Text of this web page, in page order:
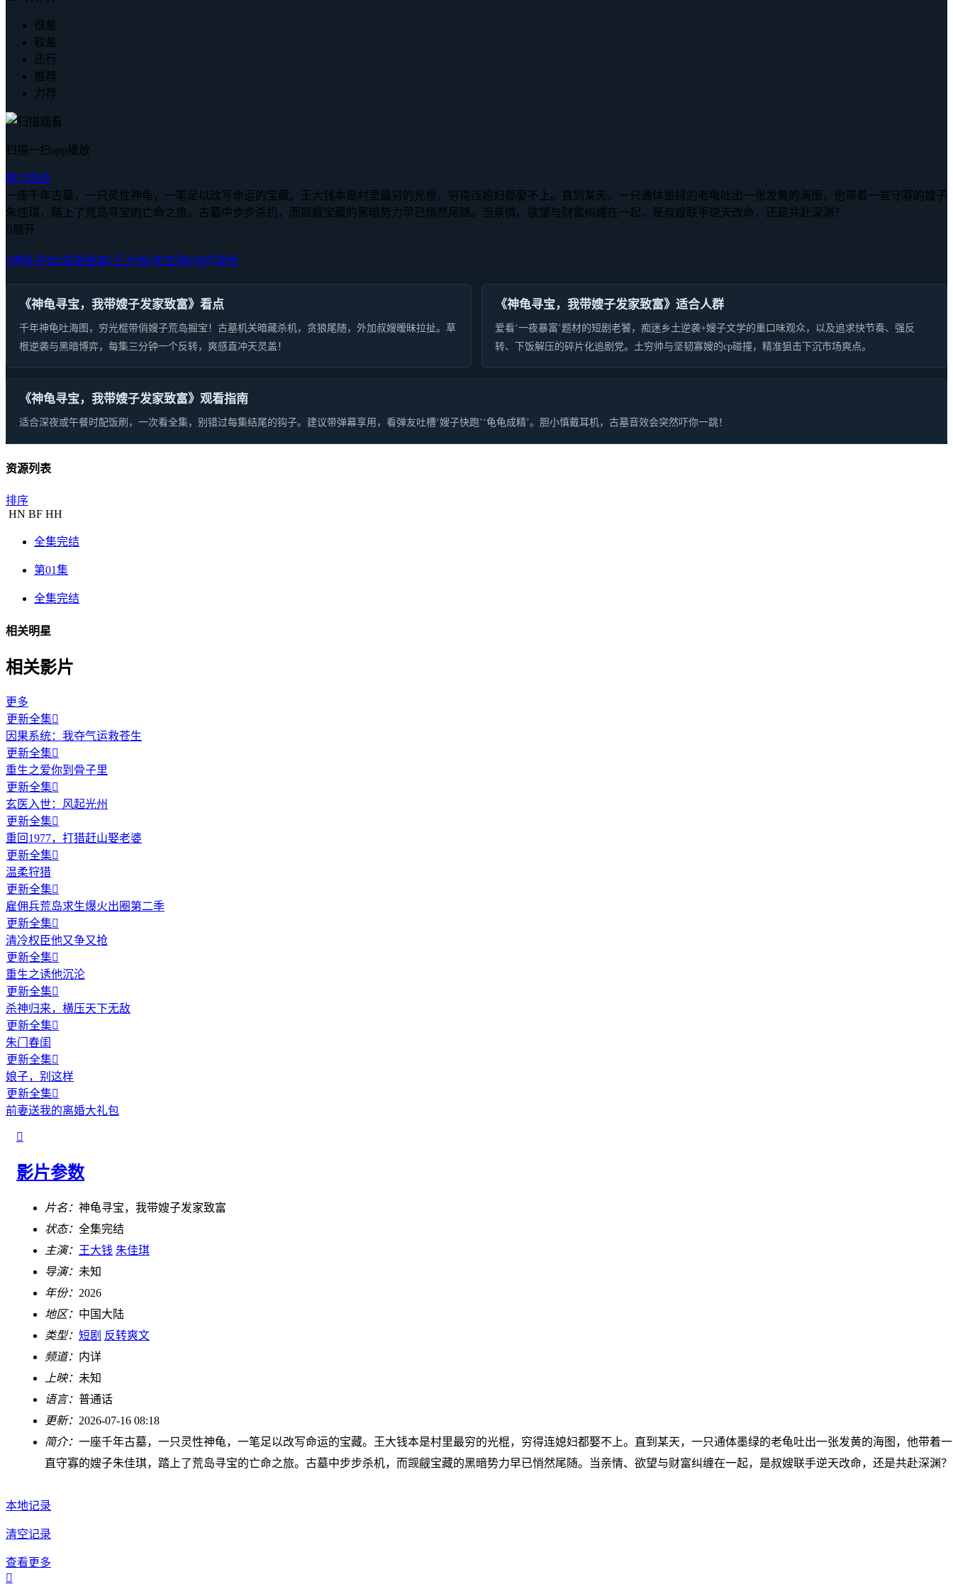
很差
较差
还行
推荐
力荐
扫描一扫app播放
简介角色
一座千年古墓，一只灵性神龟，一笔足以改写命运的宝藏。王大钱本是村里最穷的光棍，穷得连媳妇都娶不上。直到某天，一只通体墨绿的老龟吐出一张发黄的海图，他带着一直守寡的嫂子
朱佳琪，踏上了荒岛寻宝的亡命之旅。古墓中步步杀机，而觊觎宝藏的黑暗势力早已悄然尾随。当亲情、欲望与财富纠缠在一起，是叔嫂联手逆天改命，还是共赴深渊？
 展开
#神龟寻宝#发家致富#王大钱#朱佳琪#动作冒险
《神龟寻宝，我带嫂子发家致富》看点
千年神龟吐海图，穷光棍带俏嫂子荒岛掘宝！古墓机关暗藏杀机，贪狼尾随，外加叔嫂暧昧拉扯。草
根逆袭与黑暗博弈，每集三分钟一个反转，爽感直冲天灵盖！
《神龟寻宝，我带嫂子发家致富》适合人群
爱看‘一夜暴富’题材的短剧老饕，痴迷乡土逆袭+嫂子文学的重口味观众，以及追求快节奏、强反
转、下饭解压的碎片化追剧党。土穷帅与坚韧寡嫂的cp碰撞，精准狙击下沉市场爽点。
《神龟寻宝，我带嫂子发家致富》观看指南
适合深夜或午餐时配饭刷，一次看全集，别错过每集结尾的钩子。建议带弹幕享用，看弹友吐槽‘嫂子快跑’‘龟龟成精’。胆小慎戴耳机，古墓音效会突然吓你一跳！
资源列表
排序
HN BF HH
全集完结
第01集
全集完结
相关明星
相关影片
更多
更新全集
因果系统：我夺气运救苍生
更新全集
重生之爱你到骨子里
更新全集
玄医入世：风起光州
更新全集
重回1977，打猎赶山娶老婆
更新全集
温柔狩猎
更新全集
雇佣兵荒岛求生爆火出圈第二季
更新全集
清冷权臣他又争又抢
更新全集
重生之诱他沉沦
更新全集
杀神归来，横压天下无敌
更新全集
朱门春闺
更新全集
娘子，别这样
更新全集
前妻送我的离婚大礼包

影片参数
片名： 神龟寻宝，我带嫂子发家致富
状态： 全集完结
主演： 王大钱 朱佳琪
导演： 未知
年份： 2026
地区： 中国大陆
类型： 短剧 反转爽文
频道： 内详
上映： 未知
语言： 普通话
更新： 2026-07-16 08:18
简介： 一座千年古墓，一只灵性神龟，一笔足以改写命运的宝藏。王大钱本是村里最穷的光棍，穷得连媳妇都娶不上。直到某天，一只通体墨绿的老龟吐出一张发黄的海图，他带着一
直守寡的嫂子朱佳琪，踏上了荒岛寻宝的亡命之旅。古墓中步步杀机，而觊觎宝藏的黑暗势力早已悄然尾随。当亲情、欲望与财富纠缠在一起，是叔嫂联手逆天改命，还是共赴深渊？
本地记录
清空记录
查看更多
